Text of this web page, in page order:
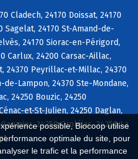
possible, Biocoop utilise
optimale du site, pour
le trafic et la performance
Cladech, 24170 Doissat, 24170
Sagelat, 24170 St-Amand-de-
24170 Siorac-en-Périgord,
Carlux, 24200 Carsac-Aillac,
24370 Peyrillac-et-Millac, 24370
Lampon, 24370 Ste-Mondane,
24250 Bouzic, 24250
et-St-Julien, 24250 Daglan,
24250 Groléjac, 24250 La